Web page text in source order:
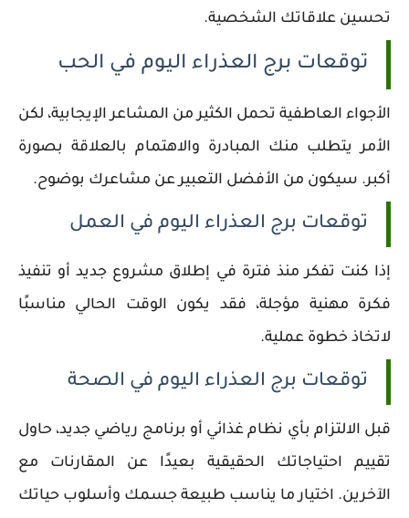
تحسين علاقاتك الشخصية.
توقعات برج العذراء اليوم في الحب
الأجواء العاطفية تحمل الكثير من المشاعر الإيجابية، لكن
الأمر يتطلب منك المبادرة والاهتمام بالعلاقة بصورة
أكبر. سيكون من الأفضل التعبير عن مشاعرك بوضوح.
توقعات برج العذراء اليوم في العمل
إذا كنت تفكر منذ فترة في إطلاق مشروع جديد أو تنفيذ
فكرة مهنية مؤجلة، فقد يكون الوقت الحالي مناسبًا
لاتخاذ خطوة عملية.
توقعات برج العذراء اليوم في الصحة
قبل الالتزام بأي نظام غذائي أو برنامج رياضي جديد، حاول
تقييم احتياجاتك الحقيقية بعيدًا عن المقارنات مع
الآخرين. اختيار ما يناسب طبيعة جسمك وأسلوب حياتك